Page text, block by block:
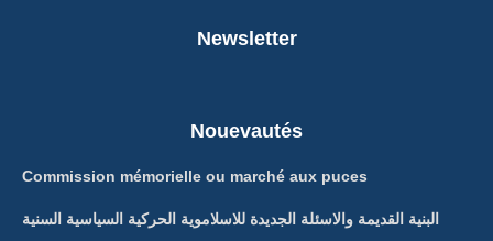
Newsletter
Nouevautés
Commission mémorielle ou marché aux puces
البنية القديمة والاسئلة الجديدة للاسلاموية الحركية السياسية السنية